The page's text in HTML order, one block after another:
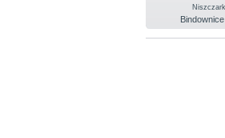
Bindownice